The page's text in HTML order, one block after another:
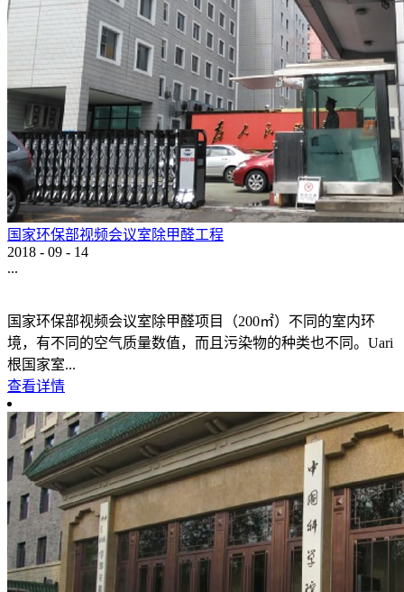
国家环保部视频会议室除甲醛工程
2018 - 09 - 14
...
国家环保部视频会议室除甲醛项目（200㎡）不同的室内环
境，有不同的空气质量数值，而且污染物的种类也不同。Uari
根国家室...
查看详情